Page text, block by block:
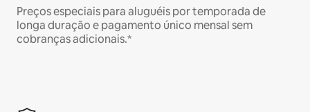
Preços especiais para aluguéis por temporada de
longa duração e pagamento único mensal sem
cobranças adicionais.*